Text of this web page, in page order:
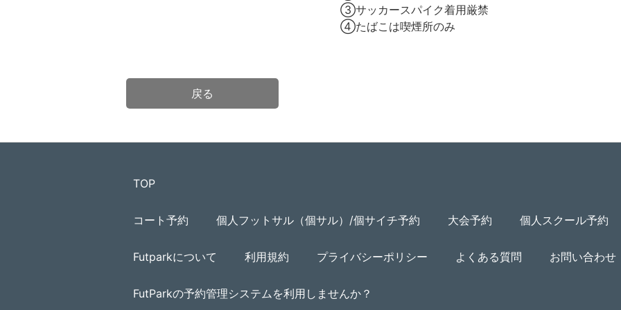
③サッカースパイク着用厳禁
④たばこは喫煙所のみ
戻る
TOP
コート予約 個人フットサル（個サル）/個サイチ予約 大会予約 個人スクール予約
Futparkについて 利用規約 プライバシーポリシー よくある質問 お問い合わせ
FutParkの予約管理システムを利用しませんか？